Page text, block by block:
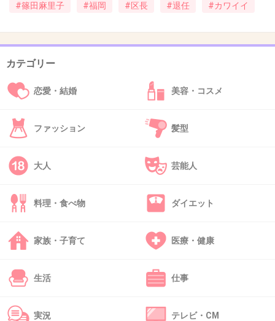
篠田を使い、何がしたいのか。この失態で高島
45. 匿名 2013/02/19(火) 16:42:58
+26
苦情4件で辞めるって・・
#篠田麻里子 #福岡 #区長 #退任 #カワイイ
カテゴリー
恋愛・結婚 美容・コスメ
ファッション 髪型
大人 芸能人
料理・食べ物 ダイエット
家族・子育て 医療・健康
生活 仕事
実況 テレビ・CM